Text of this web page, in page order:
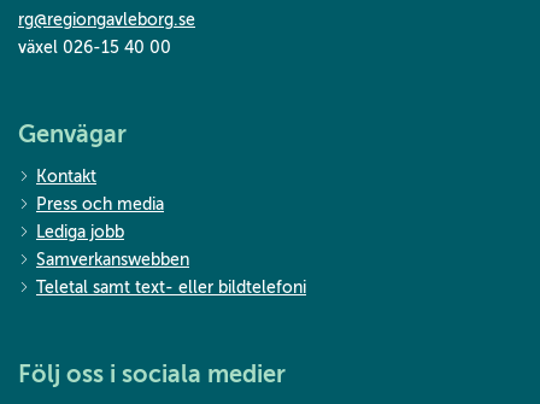
rg@regiongavleborg.se
växel 026-15 40 00
Genvägar
Kontakt
Press och media
Lediga jobb
Samverkanswebben
Teletal samt text- eller bildtelefoni
Följ oss i sociala medier